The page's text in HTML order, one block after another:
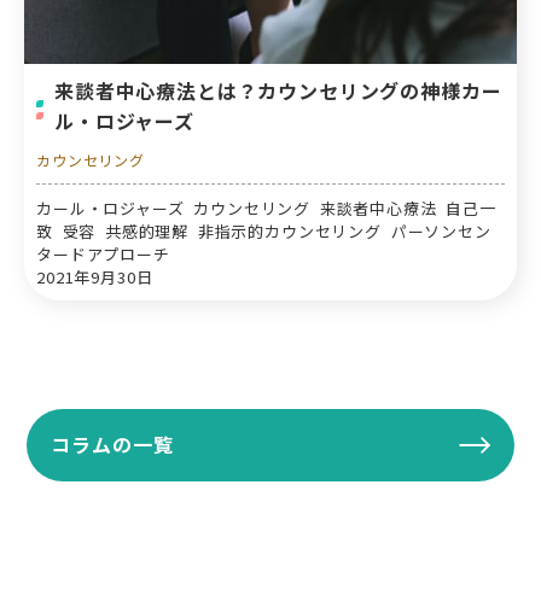
来談者中心療法とは？カウンセリングの神様カー
ル・ロジャーズ
カウンセリング
カール・ロジャーズ カウンセリング 来談者中心療法 自己一
致 受容 共感的理解 非指示的カウンセリング パーソンセン
タードアプローチ
2021年9月30日
コラムの一覧